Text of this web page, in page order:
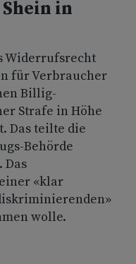
in
Widerrufsrecht
für Verbraucher
Billig-
Strafe in Höhe
Das teilte die
Behörde
Das
«klar
wolle.